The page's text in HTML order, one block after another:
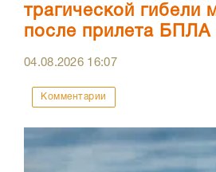
трагической гибели
после прилета БПЛА
04.08.2026 16:07
Комментарии